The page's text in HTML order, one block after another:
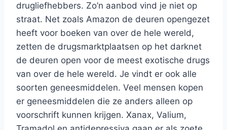
drugliefhebbers. Zo’n aanbod vind je niet op
straat. Net zoals Amazon de deuren opengezet
heeft voor boeken van over de hele wereld,
zetten de drugsmarktplaatsen op het darknet
de deuren open voor de meest exotische drugs
van over de hele wereld. Je vindt er ook alle
soorten geneesmiddelen. Veel mensen kopen
er geneesmiddelen die ze anders alleen op
voorschrift kunnen krijgen. Xanax, Valium,